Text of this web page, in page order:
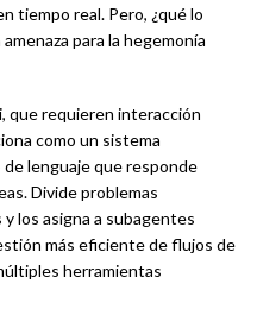
tiempo real. Pero, ¿qué lo
para la hegemonía
que requieren interacción
como un sistema
lenguaje que responde
Divide problemas
los asigna a subagentes
más eficiente de flujos de
herramientas